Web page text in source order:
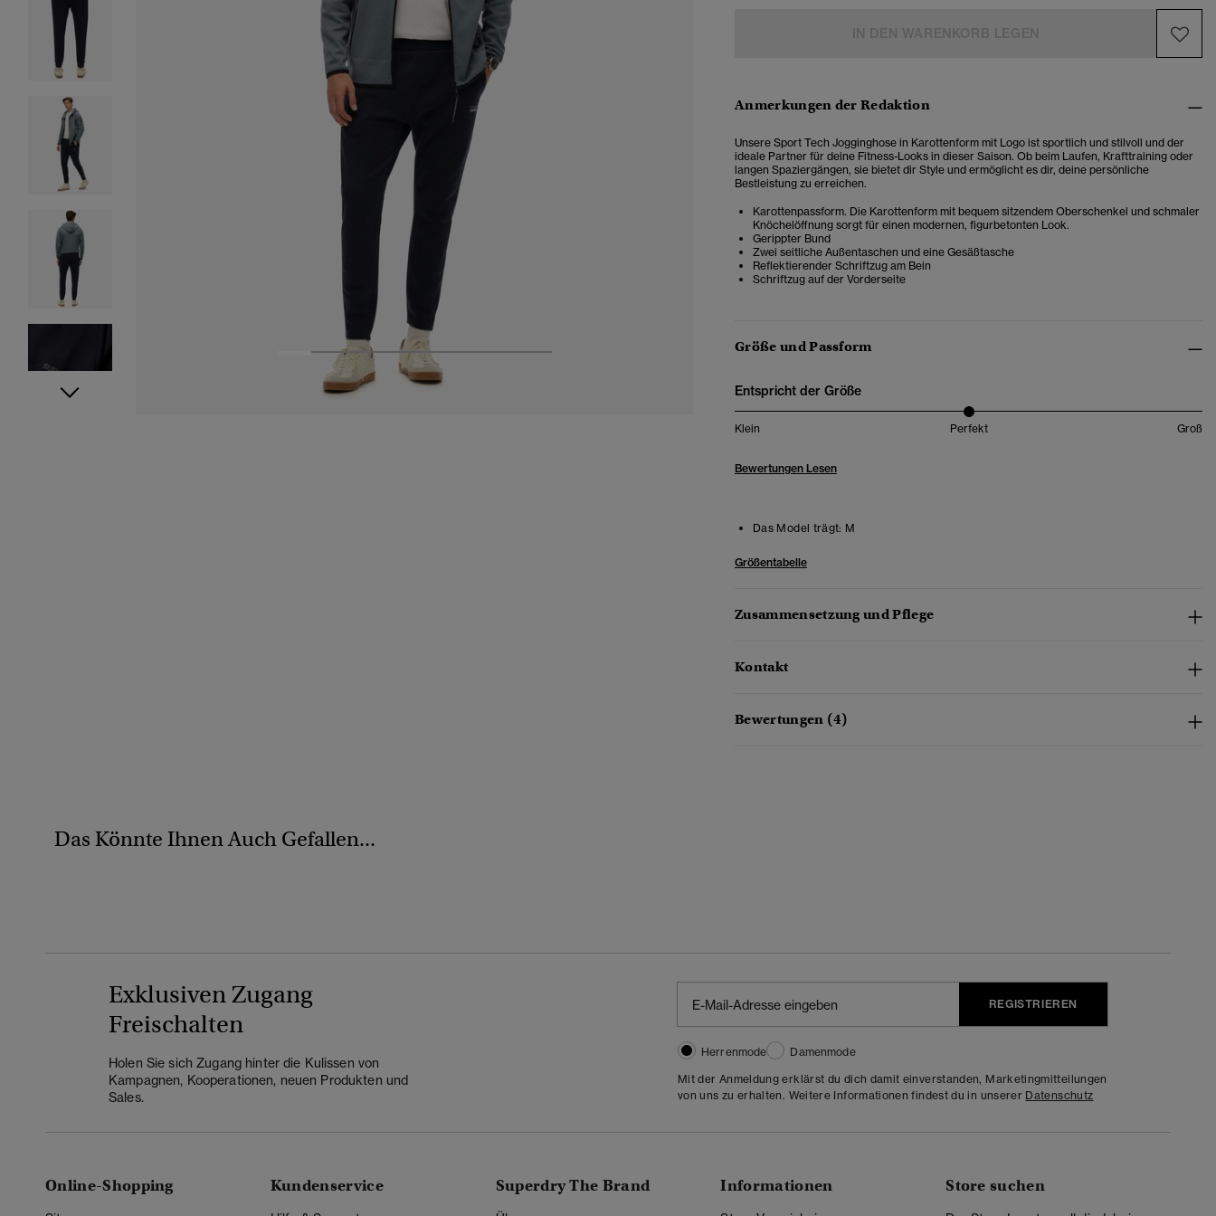
4 5
Anmerkungen der Redaktion
Unsere Sport Tech Jogginghose in Karottenform mit Logo ist sportlich und stilvoll und der
ideale Partner für deine Fitness-Looks in dieser Saison. Ob beim Laufen, Krafttraining oder
langen Spaziergängen, sie bietet dir Style und ermöglicht es dir, deine persönliche
Bestleistung zu erreichen.
Karottenpassform. Die Karottenform mit bequem sitzendem Oberschenkel und schmaler
Knöchelöffnung sorgt für einen modernen, figurbetonten Look.
Gerippter Bund
Zwei seitliche Außentaschen und eine Gesäßtasche
Reflektierender Schriftzug am Bein
Schriftzug auf der Vorderseite
Größe und Passform
Entspricht der Größe
Klein Perfekt Groß
Bewertungen Lesen
Das Model trägt: M
Größentabelle
Zusammensetzung und Pflege
Kontakt
Bewertungen (4)
Das Könnte Ihnen Auch Gefallen...
Exklusiven Zugang
Freischalten
Holen Sie sich Zugang hinter die Kulissen von
Kampagnen, Kooperationen, neuen Produkten und
Sales.
REGISTRIEREN
Herrenmode
Damenmode
Mit der Anmeldung erklärst du dich damit einverstanden, Marketingmitteilungen
von uns zu erhalten. Weitere Informationen findest du in unserer Datenschutz
Online-Shopping Kundenservice Superdry The Brand Informationen Store suchen